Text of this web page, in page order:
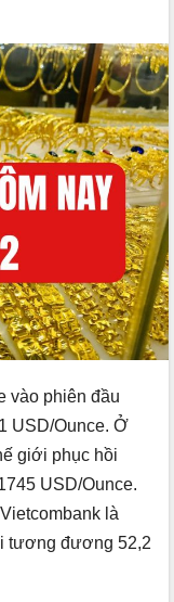
vào phiên đầu
USD/Ounce. Ở
giới phục hồi
USD/Ounce.
là
tương đương 52,2